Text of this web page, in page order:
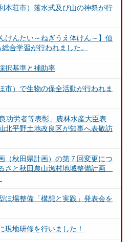
本荘市）落水式及び山の神祭が行
けんたい～ねぎうえ体けん～】仙
合学習が行われました。
択基準と補助率
市）で生物の保全活動が行われま
功労者等表彰」農林水産大臣表
北平野土地改良区が知事へ表敬訪
（秋田県計画）の第７回変更につ
さと秋田農山漁村地域整備計画
場整備「構想と実践」発表会を
現地研修を行いました！